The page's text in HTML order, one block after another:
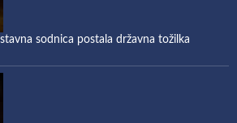
sodnica postala državna tožilka